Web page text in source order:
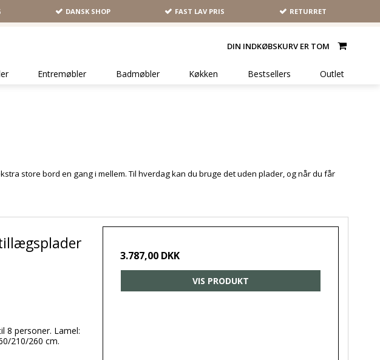
DANSK SHOP FAST LAV PRIS RETURRET
DIN INDKØBSKURV ER TOM
Entremøbler Badmøbler Køkken Bestsellers Outlet
store bord en gang i mellem. Til hverdag kan du bruge det uden plader, og når du får
8 personer. Lamel:
210/260 cm.
3.787,00 DKK
VIS PRODUKT